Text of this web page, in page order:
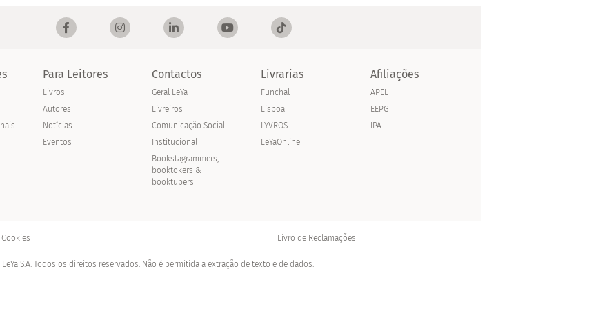
|
Para Leitores
Livros
Autores
Notícias
Eventos
Contactos
Geral LeYa
Livreiros
Comunicação Social
Institucional
Bookstagrammers,
booktokers &
booktubers
Livrarias
Funchal
Lisboa
LYVROS
LeYaOnline
Afiliações
APEL
EEPG
IPA
Livro de Reclamações
S.A. Todos os direitos reservados. Não é permitida a extração de texto e de dados.